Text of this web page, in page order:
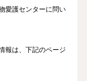
愛護センターに問い
報は、下記のページ